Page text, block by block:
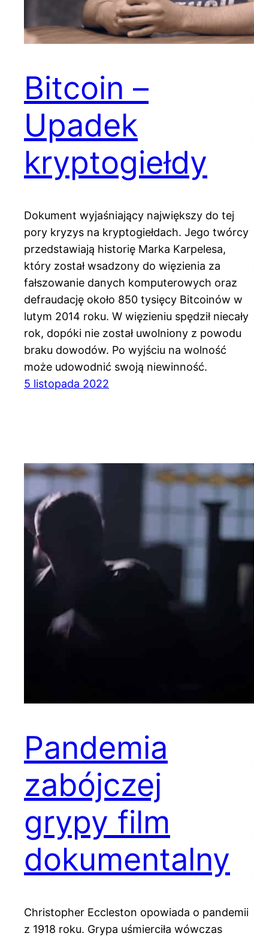
Bitcoin –
Upadek
kryptogiełdy
Dokument wyjaśniający największy do tej
pory kryzys na kryptogiełdach. Jego twórcy
przedstawiają historię Marka Karpelesa,
który został wsadzony do więzienia za
fałszowanie danych komputerowych oraz
defraudację około 850 tysięcy Bitcoinów w
lutym 2014 roku. W więzieniu spędził niecały
rok, dopóki nie został uwolniony z powodu
braku dowodów. Po wyjściu na wolność
może udowodnić swoją niewinność.
5 listopada 2022
Pandemia
zabójczej
grypy film
dokumentalny
Christopher Eccleston opowiada o pandemii
z 1918 roku. Grypa uśmierciła wówczas